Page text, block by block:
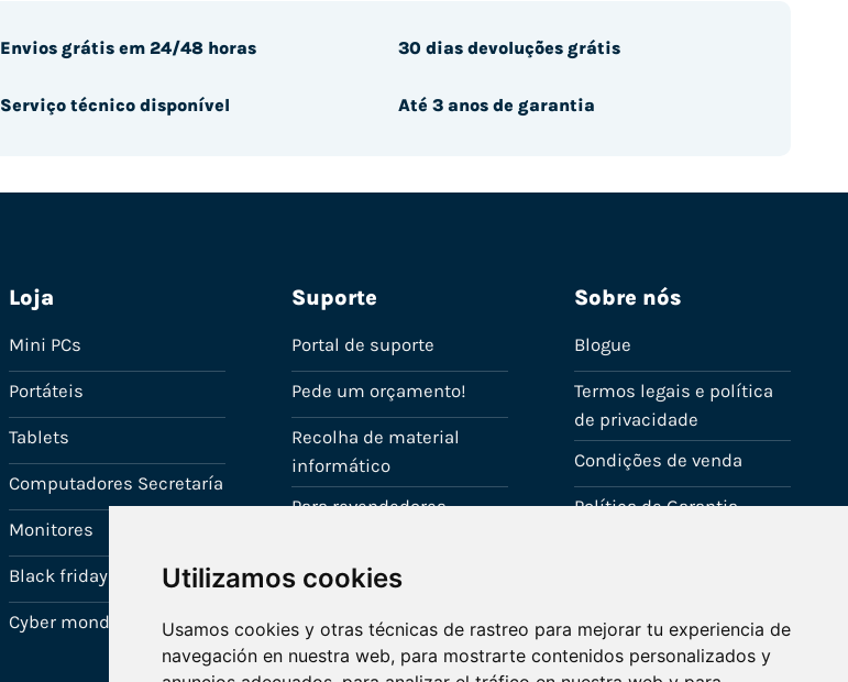
Utilizamos cookies
Usamos cookies y otras técnicas de rastreo para mejorar tu experiencia de
navegación en nuestra web, para mostrarte contenidos personalizados y
Envios grátis em 24/48 horas
Serviço técnico disponível
30 dias devoluções grátis
Até 3 anos de garantia
Loja
Mini PCs
Portáteis
Tablets
Computadores Secretaría
Monitores
Black friday
Cyber monday
Suporte
Portal de suporte
Pede um orçamento!
Recolha de material
informático
Para revendedores
Sobre nós
Blogue
Termos legais e política
de privacidade
Condições de venda
Política de Garantia
Fale connosco